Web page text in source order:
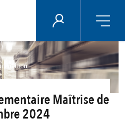
ÉNERGIE PLUS
Maîtrise de
2024